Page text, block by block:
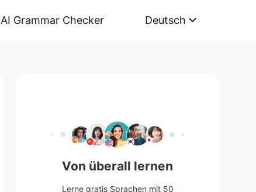
AI Grammar Checker Deutsch
Von überall lernen
Lerne gratis Sprachen mit 50